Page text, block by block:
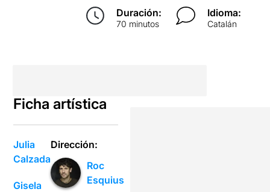
Duración:
70 minutos
Idioma:
Catalán
Ficha artística
Julia
Calzada
Gisela
Dirección:
Roc
Esquius